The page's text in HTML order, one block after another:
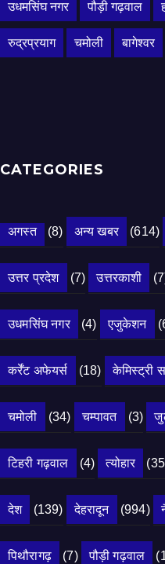
उधमसिंघ नगर पौड़ी गढ़वाल
रुद्रप्रयाग चमोली बागेश्वर
CATEGORIES
अगस्त (8) अन्य खबर (614)
उत्तर प्रदेश (7) उत्तरकाशी
उधमसिंघ नगर (4) एजुकेशन
कर्रेंट अफेयर्स (18) केमिस्ट्री
चमोली (34) चम्पावत (3)
टिहरी गढ़वाल (4) त्योहार
देश (139) देहरादून (994)
पिथौरागढ़ (7) पौड़ी गढ़वाल